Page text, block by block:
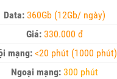
Data: 360Gb (12Gb/ ngày)
Giá:330.000 đ
mạng: <20 phút (1000 phút)
Ngoại mạng: 300 phút